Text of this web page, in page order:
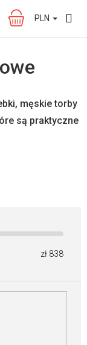
KOSZYK
PLN
męskie torby
są praktyczne
zł 838